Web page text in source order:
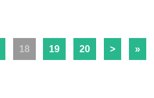
18 19 20 > »